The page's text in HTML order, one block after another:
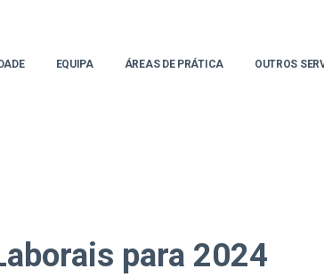
EQUIPA ÁREAS DE PRÁTICA OUTROS
para 2024